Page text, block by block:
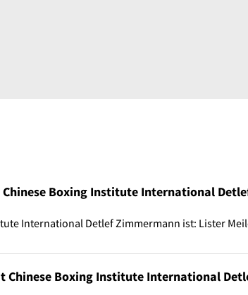
Chinese Boxing Institute International
International Detlef Zimmermann ist: Lister
Chinese Boxing Institute International